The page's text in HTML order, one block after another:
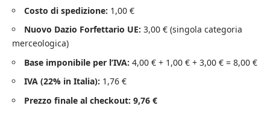
Costo di spedizione: 1,00 €
Nuovo Dazio Forfettario UE: 3,00 € (singola categoria
merceologica)
Base imponibile per l’IVA: 4,00 € + 1,00 € + 3,00 € = 8,00 €
IVA (22% in Italia): 1,76 €
Prezzo finale al checkout: 9,76 €